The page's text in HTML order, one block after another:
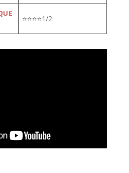
⭐⭐⭐⭐1/2